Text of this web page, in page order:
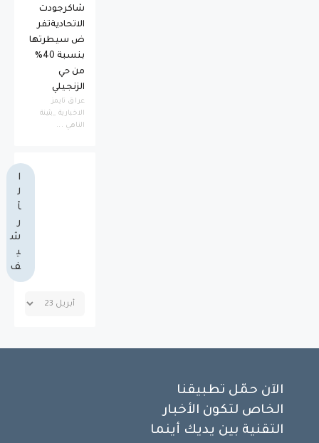
شاكرجودت
الاتحاديةتفر
ض سيطرتها
بنسبة 40%
من حي
الزنجيلي
عراق تايمز
الاخبارية _بثينة
الناهي ...
ا
ل
أ
ر
ش
ي
ف
الآن حمّل تطبيقنا
الخاص لتكون الأخبار
التقنية بين يديك أينما